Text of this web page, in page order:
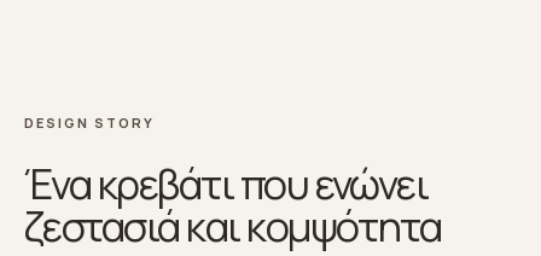
DESIGN STORY
Ένα κρεβάτι που ενώνει
ζεστασιά και κομψότητα